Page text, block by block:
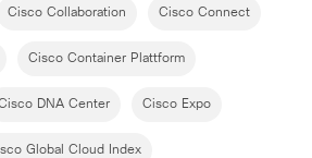
Cisco Collaboration Cisco Connect
Cisco Container Plattform
DNA Center Cisco Expo
Global Cloud Index